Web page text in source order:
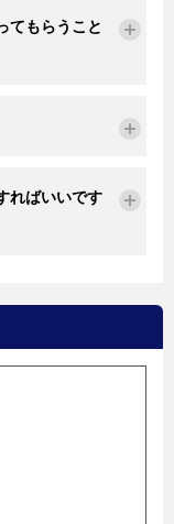
てもらうこと
ればいいです